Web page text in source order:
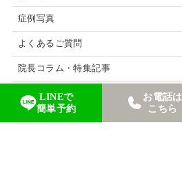
症例写真
よくあるご質問
院長コラム・特集記事
お知らせLINEで
簡単予約
お電話は
こちら